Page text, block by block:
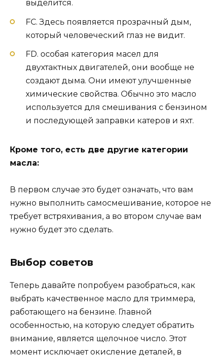
выделится.
FC. Здесь появляется прозрачный дым,
который человеческий глаз не видит.
FD. особая категория масел для
двухтактных двигателей, они вообще не
создают дыма. Они имеют улучшенные
химические свойства. Обычно это масло
используется для смешивания с бензином
и последующей заправки катеров и яхт.
Кроме того, есть две другие категории
масла:
В первом случае это будет означать, что вам
нужно выполнить самосмешивание, которое не
требует встряхивания, а во втором случае вам
нужно будет это сделать.
Выбор советов
Теперь давайте попробуем разобраться, как
выбрать качественное масло для триммера,
работающего на бензине. Главной
особенностью, на которую следует обратить
внимание, является щелочное число. Этот
момент исключает окисление деталей, в